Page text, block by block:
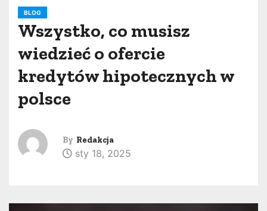
BLOG
Wszystko, co musisz
wiedzieć o ofercie
kredytów hipotecznych w
polsce
By Redakcja
sty 18, 2025